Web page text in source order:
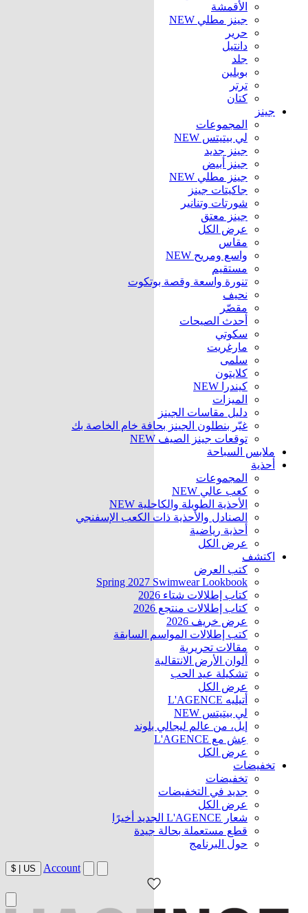
الأقمشة
جينز مطلي NEW
حرير
دانتيل
جلد
بوبلين
ترتر
كتان
جينز
المجموعات
لي بيتيتس NEW
جينز جديد
جينز أبيض
جينز مطلي NEW
جاكيتات جينز
شورتات وتنانير
جينز معتق
عرض الكل
مقاس
واسع ومريح NEW
مستقيم
تنورة واسعة وقصة بوتكوت
نحيف
مقصّر
أحدث الصيحات
سكوتي
مارغريت
سلمى
كلايتون
كيندرا NEW
الميزات
دليل مقاسات الجينز
غيّر بنطلون الجينز بحافة خام الخاصة بك
توقعات جينز الصيف NEW
ملابس السباحة
أحذية
المجموعات
كعب عالي NEW
الأحذية الطويلة والكاحلية NEW
الصنادل والأحذية ذات الكعب الإسفنجي
أحذية رياضية
عرض الكل
اكتشف
كتب العرض
Spring 2027 Swimwear Lookbook
كتاب إطلالات شتاء 2026
كتاب إطلالات منتجع 2026
عرض خريف 2026
كتب إطلالات المواسم السابقة
مقالات تحريرية
ألوان الأرض الانتقالية
تشكيلة عيد الحب
عرض الكل
أتيليه L'AGENCE
لي بيتيتس NEW
إيل، من عالم ليجالي بلوند
عِش مع L'AGENCE
عرض الكل
تخفيضات
تخفيضات
جديد في التخفيضات
عرض الكل
شعار L'AGENCE الجديد أخيرًا
قطع مستعملة بحالة جيدة
حول البرنامج
US
$ Account